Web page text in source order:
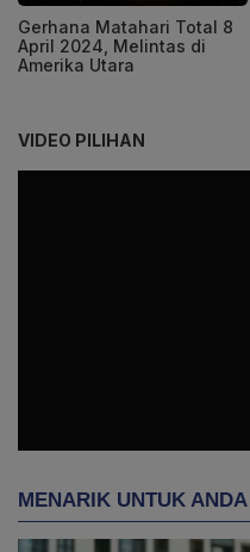
Gerhana Matahari Total 8
April 2024, Melintas di
Amerika Utara
VIDEO PILIHAN